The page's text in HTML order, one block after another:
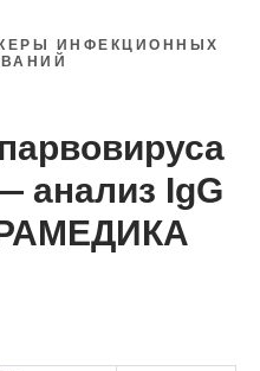
ИНФЕКЦИОННЫХ
анализ IgG